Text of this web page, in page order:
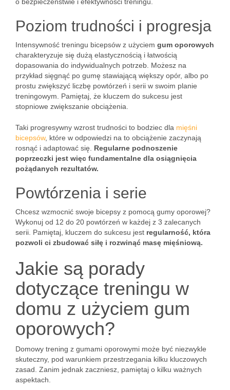
Poziom trudności i progresja
Intensywność treningu bicepsów z użyciem gum oporowych
charakteryzuje się dużą elastycznością i łatwością
dopasowania do indywidualnych potrzeb. Możesz na
przykład sięgnąć po gumę stawiającą większy opór, albo po
prostu zwiększyć liczbę powtórzeń i serii w swoim planie
treningowym. Pamiętaj, że kluczem do sukcesu jest
stopniowe zwiększanie obciążenia.
Taki progresywny wzrost trudności to bodziec dla mięśni
bicepsów, które w odpowiedzi na to obciążenie zaczynają
rosnąć i adaptować się. Regularne podnoszenie
poprzeczki jest więc fundamentalne dla osiągnięcia
pożądanych rezultatów.
Powtórzenia i serie
Chcesz wzmocnić swoje bicepsy z pomocą gumy oporowej?
Wykonuj od 12 do 20 powtórzeń w każdej z 3 zalecanych
serii. Pamiętaj, kluczem do sukcesu jest regularność, która
pozwoli ci zbudować siłę i rozwinąć masę mięśniową.
Jakie są porady
dotyczące treningu w
domu z użyciem gum
oporowych?
Domowy trening z gumami oporowymi może być niezwykle
skuteczny, pod warunkiem przestrzegania kilku kluczowych
zasad. Zanim jednak zaczniesz, pamiętaj o kilku ważnych
aspektach.